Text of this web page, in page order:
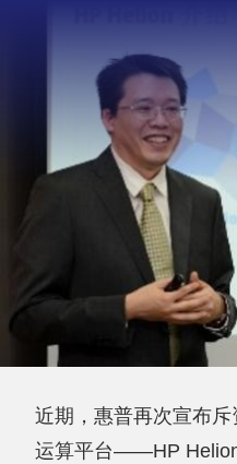
近期，惠普再次宣布
运算平台——HP